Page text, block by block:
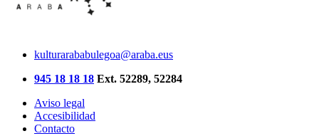
kulturarababulegoa@araba.eus
945 18 18 18 Ext. 52289, 52284
Aviso legal
Accesibilidad
Contacto